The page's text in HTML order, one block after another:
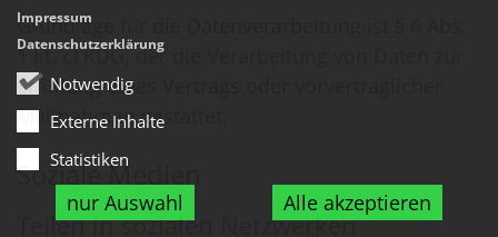
Notwendig
Externe Inhalte
Statistiken
nur Auswahl Alle akzeptieren
Impressum
Datenschutzerklärung
Grundlage für die Datenverarbeitung ist § 6 Abs.
1 lit. c) KDG, der die Verarbeitung von Daten zur
Erfüllung eines Vertrags oder vorvertraglicher
Maßnahmen gestattet.
Soziale Medien
Teilen in sozialen Netzwerken